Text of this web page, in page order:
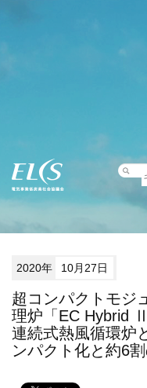
2020年 10月27日
超コンパクトモジ
理炉「EC Hybrid
連続式熱風循環炉
ンパクト化と約6